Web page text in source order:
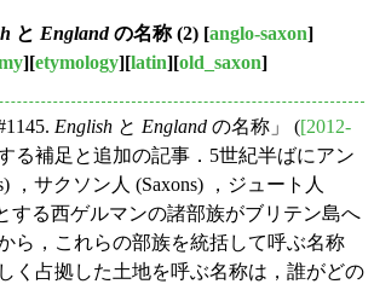
と Englandの名称 (2) [anglo-saxon]
][etymology][latin][old_saxon]
English と England の名称」 ([2012-
る補足と追加の記事．5世紀半ばにアン
，サクソン人 (Saxons) ，ジュート人
する西ゲルマンの諸部族がブリテン島へ
ら，これらの部族を統括して呼ぶ名称
く占拠した土地を呼ぶ名称は，誰がどの